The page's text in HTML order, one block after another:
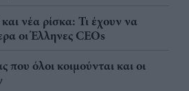
νέα ρίσκα: Τι έχουν να
οι Έλληνες CEOs
όλοι κοιμούνται και οι